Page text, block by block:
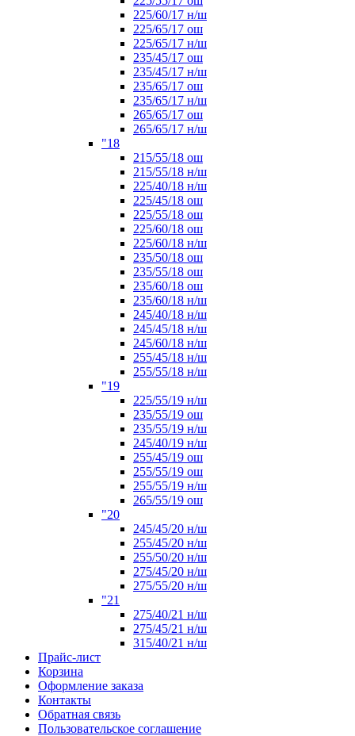
225/60/17 н/ш
225/65/17 ош
225/65/17 н/ш
235/45/17 ош
235/45/17 н/ш
235/65/17 ош
235/65/17 н/ш
265/65/17 ош
265/65/17 н/ш
"18
215/55/18 ош
215/55/18 н/ш
225/40/18 н/ш
225/45/18 ош
225/55/18 ош
225/60/18 ош
225/60/18 н/ш
235/50/18 ош
235/55/18 ош
235/60/18 ош
235/60/18 н/ш
245/40/18 н/ш
245/45/18 н/ш
245/60/18 н/ш
255/45/18 н/ш
255/55/18 н/ш
"19
225/55/19 н/ш
235/55/19 ош
235/55/19 н/ш
245/40/19 н/ш
255/45/19 ош
255/55/19 ош
255/55/19 н/ш
265/55/19 ош
"20
245/45/20 н/ш
255/45/20 н/ш
255/50/20 н/ш
275/45/20 н/ш
275/55/20 н/ш
"21
275/40/21 н/ш
275/45/21 н/ш
315/40/21 н/ш
Прайс-лист
Корзина
Оформление заказа
Контакты
Обратная связь
Пользовательское соглашение